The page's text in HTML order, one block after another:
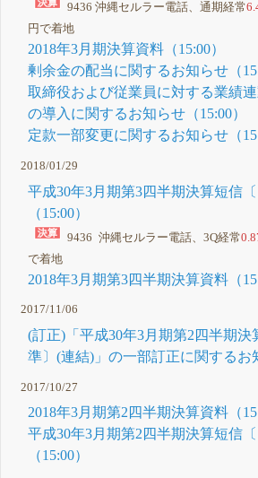
9436 沖縄セルラー電話、通期経常
円で着地
2018年3月期決算資料（15:00）
剰余金の配当に関するお知らせ（
取締役および従業員に対する業績
の導入に関するお知らせ（15:00）
定款一部変更に関するお知らせ（
2018/01/29
平成30年3月期第3四半期決算短信
（15:00）
9436 沖縄セルラー電話、3Q経常
で着地
2018年3月期第3四半期決算資料（
2017/11/06
(訂正)「平成30年3月期第2四半期決
準〕(連結)」の一部訂正に関するお
2017/10/27
2018年3月期第2四半期決算資料（
平成30年3月期第2四半期決算短信
（15:00）